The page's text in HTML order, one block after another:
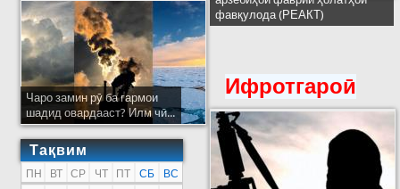
Чаро замин рӯ ба гармои
шадид овардааст? Илм чӣ...
Тақвим
ПН ВТ СР ЧТ ПТ СБ
ВС
фавқулода (РЕАКТ)
Ифротгароӣ